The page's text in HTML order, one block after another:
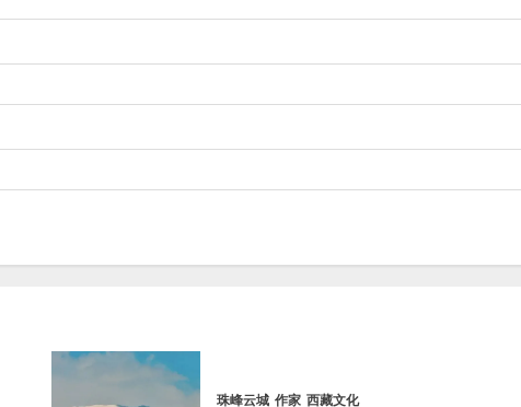
珠峰云城 作家 西藏文化